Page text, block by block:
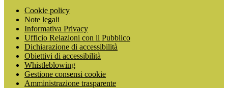
Cookie policy
Note legali
Informativa Privacy
Ufficio Relazioni con il Pubblico
Dichiarazione di accessibilità
Obiettivi di accessibilità
Whistleblowing
Gestione consensi cookie
Amministrazione trasparente